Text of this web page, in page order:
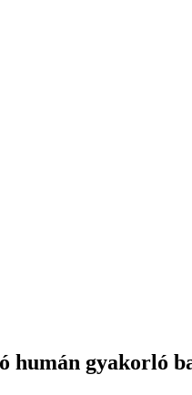
gyakorló